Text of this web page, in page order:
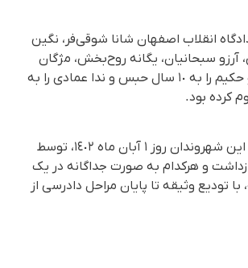
انقلاب اصفهان شانا شوقی‌فر، نگین
آرزو سبحانیان، یگانه روح‌بخش، مژگان
شاهرضایی، پرستو حکیم را به ١٠ سال حبس و ندا عمادی را به
قابل ذکر است که، این شهروندان روز ١ آبان ماه ١٤٠٢، توسط
و هرکدام به صورت جداگانه در یک
با تودیع وثیقه تا پایان مراحل دادرسی از